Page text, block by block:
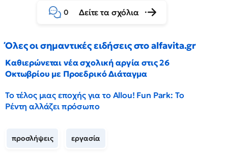
0 Δείτε τα σχόλια
Όλες οι σημαντικές ειδήσεις στο alfavita.gr
Καθιερώνεται νέα σχολική αργία στις 26
Οκτωβρίου με Προεδρικό Διάταγμα
Το τέλος μιας εποχής για το Allou! Fun Park: Το
Ρέντη αλλάζει πρόσωπο
προσλήψεις εργασία